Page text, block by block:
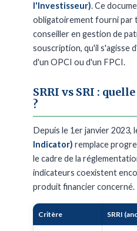
l'Investisseur). Ce
obligatoirement fourni
conseiller en gestion de
souscription, qu'il s'agisse
d'un OPCI ou d'un FPCI.
SRRI vs SRI :
?
Depuis le 1er janvier 2023,
Indicator) remplace
le cadre de la
indicateurs coexistent
produit financier concerné.
Critère SRRI